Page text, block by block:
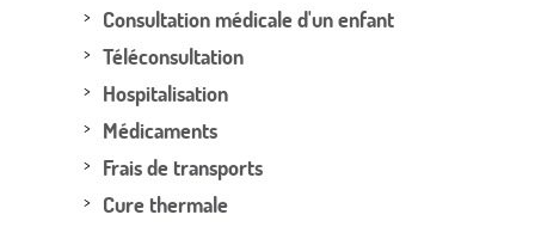
Consultation médicale d'un enfant
Téléconsultation
Hospitalisation
Médicaments
Frais de transports
Cure thermale